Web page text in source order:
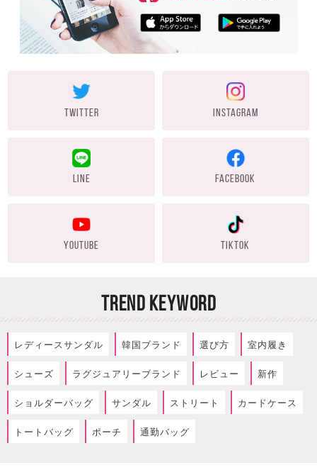
TWITTER INSTAGRAM
LINE FACEBOOK
YOUTUBE TIKTOK
TREND KEYWORD
レディースサンダル 韓国ブランド 選び方 室内履き
シューズ ラグジュアリーブランド レビュー 新作
ショルダーバッグ サンダル ストリート カードケース
トートバッグ ポーチ 通勤バッグ